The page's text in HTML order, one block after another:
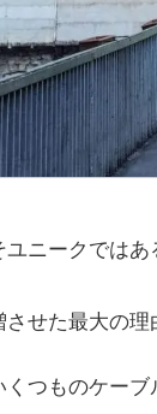
ニークでは
せた最大の理
つものケー